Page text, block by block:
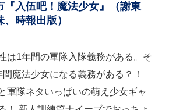
『入伍吧！魔法少女』（謝東
時報出版）
は1年間の軍隊入隊義務がある。そ
間魔法少女になる義務がある？！
軍隊ネタいっぱいの萌え少女ギャ